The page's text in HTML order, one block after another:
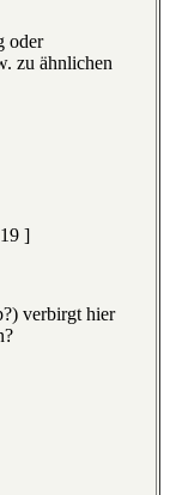
oder
zu ähnlichen
]
verbirgt hier